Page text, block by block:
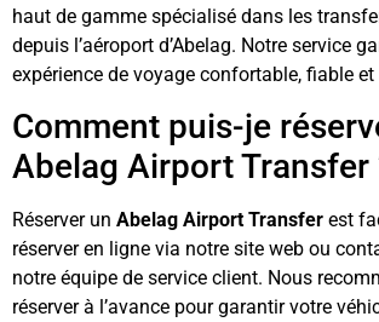
haut de gamme spécialisé dans les
depuis l’aéroport d’Abelag. Notre service
expérience de voyage confortable, fiable
Comment puis-je
Abelag Airport Transfer
Réserver un Abelag Airport Transfer est
réserver en ligne via notre site web ou
notre équipe de service client. Nous
réserver à l’avance pour garantir votre